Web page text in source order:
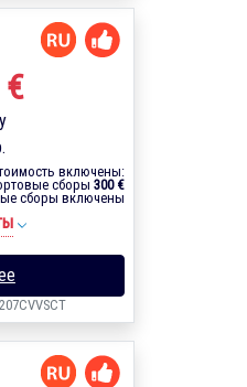
включены:
сборы 300 €
сборы включены